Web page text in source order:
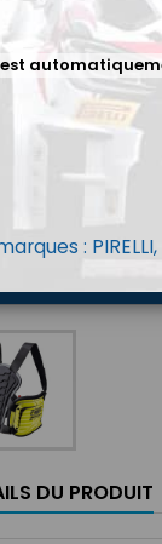
DU PRODUIT
est
: